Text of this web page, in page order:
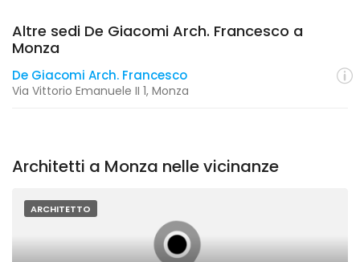
Altre sedi De Giacomi Arch. Francesco a
Monza
De Giacomi Arch. Francesco
Via Vittorio Emanuele II 1, Monza
Architetti a Monza nelle vicinanze
ARCHITETTO